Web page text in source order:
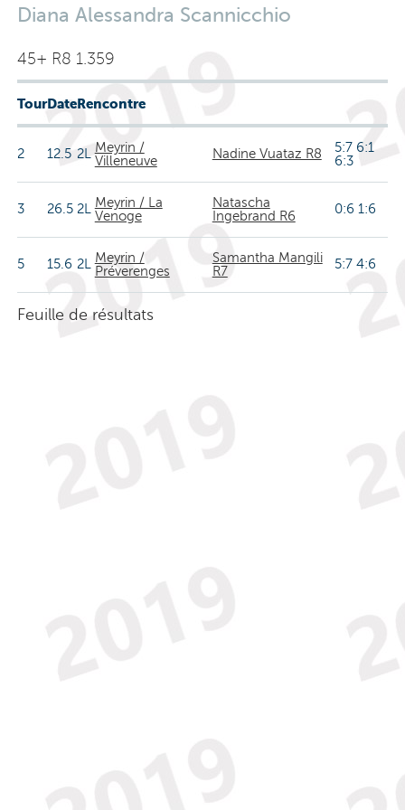
Diana Alessandra Scannicchio
45+ R8 1.359
TourDateRencontre
2 12.5 2LMeyrin /
Villeneuve
Nadine Vuataz R8
5:7 6:1
6:3
3 26.5 2LMeyrin / La
Venoge
Natascha
Ingebrand R6
0:6 1:6
5 15.6 2LMeyrin /
Préverenges
Samantha Mangili
R7
5:7 4:6
Feuille de résultats